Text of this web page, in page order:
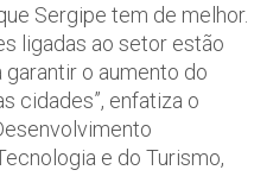
Sergipe tem de melhor.
ligadas ao setor estão
o aumento do
cidades”, enfatiza o
e do Turismo,